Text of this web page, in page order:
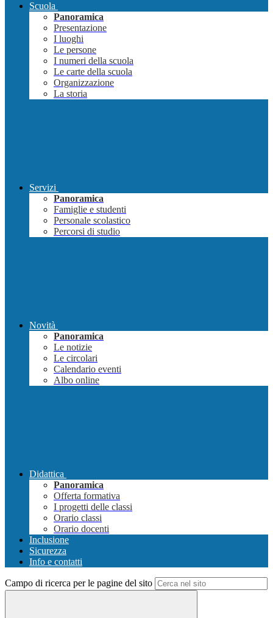
Scuola
Panoramica
Presentazione
I luoghi
Le persone
I numeri della scuola
Le carte della scuola
Organizzazione
La storia
Servizi
Panoramica
Famiglie e studenti
Personale scolastico
Percorsi di studio
Novità
Panoramica
Le notizie
Le circolari
Calendario eventi
Albo online
Didattica
Panoramica
Offerta formativa
I progetti delle classi
Orario classi
Orario docenti
Inclusione
Sicurezza
Info e contatti
Campo di ricerca per le pagine del sito